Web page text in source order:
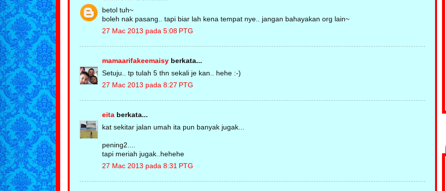
betol tuh~
boleh nak pasang.. tapi biar lah kena tempat nye.. jangan bahayakan org lain~
27 Mac 2013 pada 5:08 PTG
mamaarifakeemaisy berkata...
Setuju.. tp tulah 5 thn sekali je kan.. hehe :-)
27 Mac 2013 pada 8:27 PTG
eita berkata...
kat sekitar jalan umah ita pun banyak jugak...
pening2....
tapi meriah jugak..hehehe
27 Mac 2013 pada 8:31 PTG